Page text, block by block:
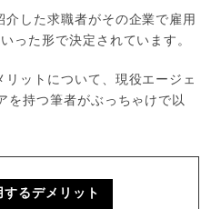
した求職者がその企業で雇用
った形で決定されています。
ットについて、現役エージェ
を持つ筆者がぶっちゃけで以
るデメリット